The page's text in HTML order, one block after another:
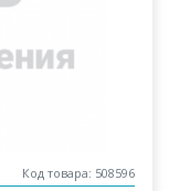
Код товара: 508596